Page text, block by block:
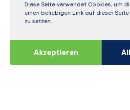
Diese Seite verwendet Cookies, um
einen beliebigen Link auf dieser
zu setzen.
Akzeptieren